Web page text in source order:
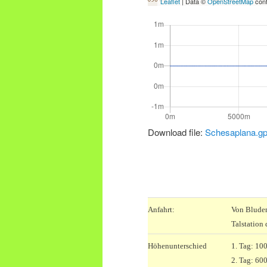
Download file:
Anfahrt:
Von
Talstation
Höhenunterschied
1. Tag:
2. Tag: